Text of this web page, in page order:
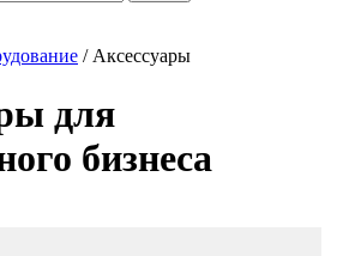
/ Аксессуары
для
бизнеса